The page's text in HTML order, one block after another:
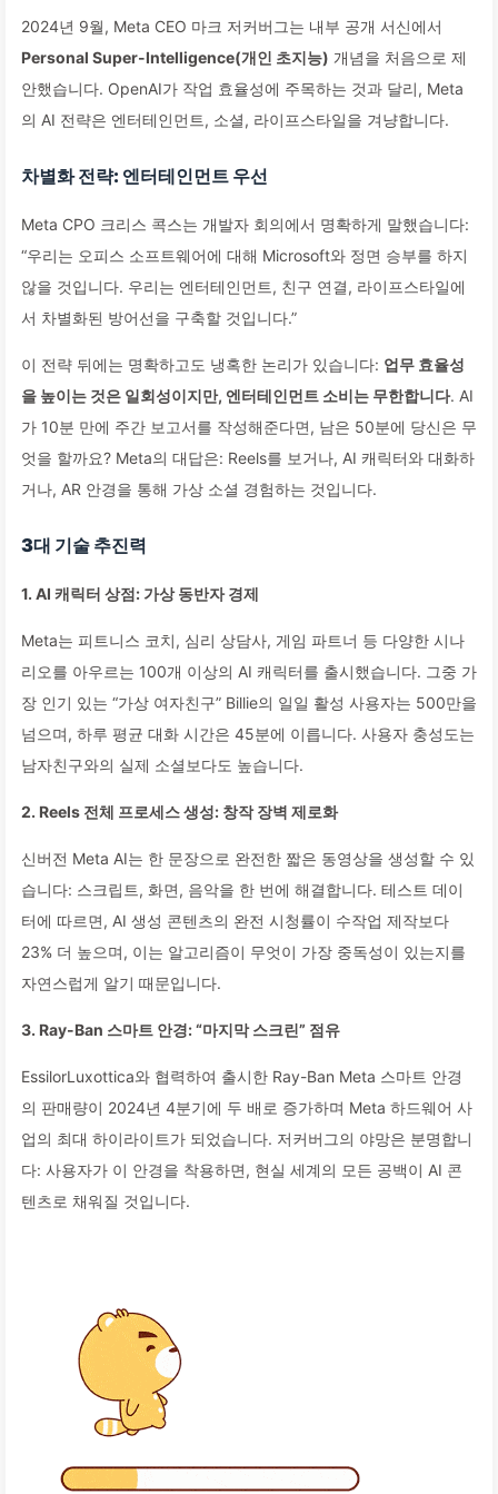
2024년 9월, Meta CEO 마크 저커버그는 내부 공개 서신에서
Personal Super-Intelligence(개인 초지능) 개념을 처음으로 제
안했습니다. OpenAI가 작업 효율성에 주목하는 것과 달리, Meta
의 AI 전략은 엔터테인먼트, 소셜, 라이프스타일을 겨냥합니다.
차별화 전략: 엔터테인먼트 우선
Meta CPO 크리스 콕스는 개발자 회의에서 명확하게 말했습니다:
“우리는 오피스 소프트웨어에 대해 Microsoft와 정면 승부를 하지
않을 것입니다. 우리는 엔터테인먼트, 친구 연결, 라이프스타일에
서 차별화된 방어선을 구축할 것입니다.”
이 전략 뒤에는 명확하고도 냉혹한 논리가 있습니다: 업무 효율성
을 높이는 것은 일회성이지만, 엔터테인먼트 소비는 무한합니다. AI
가 10분 만에 주간 보고서를 작성해준다면, 남은 50분에 당신은 무
엇을 할까요? Meta의 대답은: Reels를 보거나, AI 캐릭터와 대화하
거나, AR 안경을 통해 가상 소셜 경험하는 것입니다.
3대 기술 추진력
1. AI 캐릭터 상점: 가상 동반자 경제
Meta는 피트니스 코치, 심리 상담사, 게임 파트너 등 다양한 시나
리오를 아우르는 100개 이상의 AI 캐릭터를 출시했습니다. 그중 가
장 인기 있는 “가상 여자친구” Billie의 일일 활성 사용자는 500만을
넘으며, 하루 평균 대화 시간은 45분에 이릅니다. 사용자 충성도는
남자친구와의 실제 소셜보다도 높습니다.
2. Reels 전체 프로세스 생성: 창작 장벽 제로화
신버전 Meta AI는 한 문장으로 완전한 짧은 동영상을 생성할 수 있
습니다: 스크립트, 화면, 음악을 한 번에 해결합니다. 테스트 데이
터에 따르면, AI 생성 콘텐츠의 완전 시청률이 수작업 제작보다
23% 더 높으며, 이는 알고리즘이 무엇이 가장 중독성이 있는지를
자연스럽게 알기 때문입니다.
3. Ray-Ban 스마트 안경: “마지막 스크린” 점유
EssilorLuxottica와 협력하여 출시한 Ray-Ban Meta 스마트 안경
의 판매량이 2024년 4분기에 두 배로 증가하며 Meta 하드웨어 사
업의 최대 하이라이트가 되었습니다. 저커버그의 야망은 분명합니
다: 사용자가 이 안경을 착용하면, 현실 세계의 모든 공백이 AI 콘
텐츠로 채워질 것입니다.